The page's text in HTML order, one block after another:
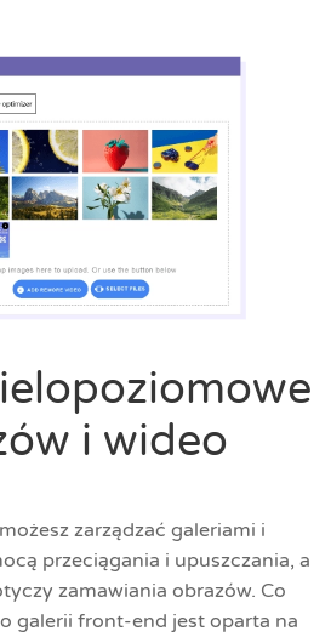
i wideo
zarządzać galeriami i
przeciągania i upuszczania, a
zamawiania obrazów. Co
galerii front-end jest oparta na